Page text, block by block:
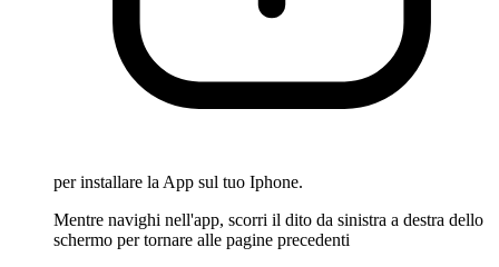
per installare la App sul tuo Iphone.
Mentre navighi nell'app, scorri il dito da sinistra a destra dello
schermo per tornare alle pagine precedenti